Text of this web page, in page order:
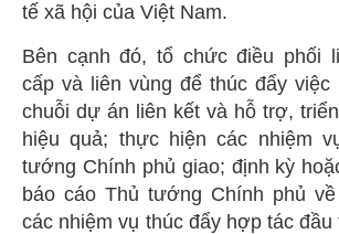
tế xã hội của Việt Nam.
Bên cạnh đó, tổ chức điều phối
cấp và liên vùng để thúc đẩy việc
chuỗi dự án liên kết và hỗ trợ,
hiệu quả; thực hiện các nhiệm
tướng Chính phủ giao; định kỳ
báo cáo Thủ tướng Chính phủ
các nhiệm vụ thúc đẩy hợp tác